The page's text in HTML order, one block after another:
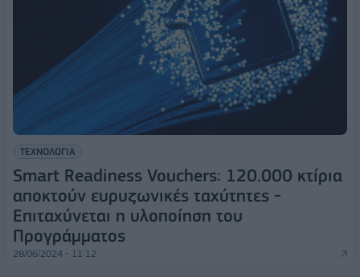
ΤΕΧΝΟΛΟΓΙΑ
Smart Readiness Vouchers: 120.000 κτίρια
αποκτούν ευρυζωνικές ταχύτητες -
Επιταχύνεται η υλοποίηση του
Προγράμματος
28/06/2024 - 11:12